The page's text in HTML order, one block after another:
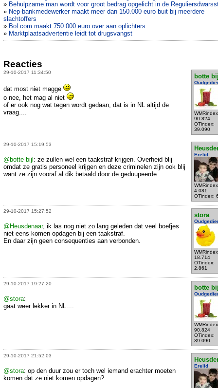
» Behulpzame man wordt voor groot bedrag opgelicht in de
» Nep-bankmedewerker maakt meer dan 150.000 euro buit bij meerdere
slachtoffers
» Bol.com maakt 750.000 euro over aan oplichters
» Marktplaatsadvertentie leidt tot drugsvangst
Reacties
29-10-2017 11:34:50
botte
90.824
OTindex:
39.090
dat most niet magge
o nee, het mag al niet
of er ook nog wat tegen wordt gedaan, dat is in NL altijd de
vraag....
29-10-2017 15:19:53
Erelid
4.081
OTindex:
@botte bijl : ze zullen wel een taakstraf krijgen. Overheid blij
omdat ze gratis personeel krijgen en deze criminelen zijn ook blij
want ze zijn vooraf al dik betaald door de geduupeerde.
29-10-2017 15:27:52
stora
18.714
OTindex:
2.861
@Heusdenaar, ik las nog niet zo lang geleden dat veel boefjes
niet eens komen opdagen bij een taakstraf.
En daar zijn geen consequenties aan verbonden.
29-10-2017 19:27:20
botte
90.824
OTindex:
39.090
@stora:
gaat weer lekker in NL....
29-10-2017 21:52:03
Erelid
@stora: op den duur zou er toch wel iemand erachter moeten
komen dat ze niet komen opdagen?